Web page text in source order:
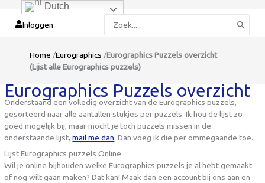
Inloggen
naar:
Home /Eurographics /Eurographics Puzzels overzicht
(Lijst alle Eurographics puzzels)
Eurographics Puzzels overzicht
Onderstaand een volledig overzicht van de Eurographics puzzels,
gesorteerd naar alle aantallen stukjes per puzzels. Ik hou de lijst zo
goed mogelijk bij, maar mocht je toch puzzels missen in de
onderstaande lijst,mail me dan. Dan voeg ik die per ommegaande toe.
Lijst Eurographics puzzels Online
Wil je online bijhouden welke Eurographics puzzels je al hebt gemaakt
of nog wilt gaan maken? Dat kan! Maak dan een account bij ons aan en
Dutch